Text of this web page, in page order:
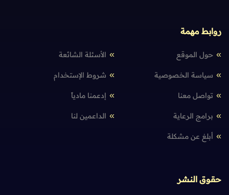
روابط مهمة
حول الموقع الأسئلة الشائعة
سياسة الخصوصية شروط الإستخدام
تواصل معنا إدعمنا مادياً
برامج الرعاية الداعمين لنا
أبلغ عن مشكلة
حقوق النشر